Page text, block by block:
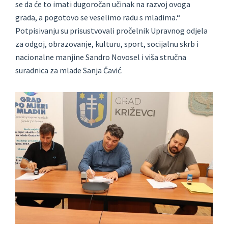
se da će to imati dugoročan učinak na razvoj ovoga
grada, a pogotovo se veselimo radu s mladima.“
Potpisivanju su prisustvovali pročelnik Upravnog odjela
za odgoj, obrazovanje, kulturu, sport, socijalnu skrb i
nacionalne manjine Sandro Novosel i viša stručna
suradnica za mlade Sanja Čavić.